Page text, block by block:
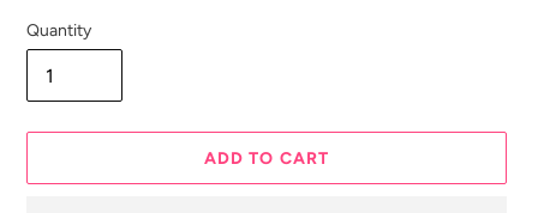
Quantity
ADD TO CART